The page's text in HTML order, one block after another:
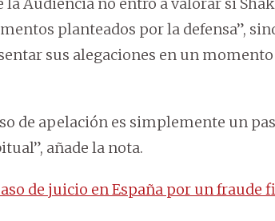
la Audiencia no entró a valorar si
planteados por la defensa”,
sus alegaciones en un
de apelación es simplemente un
añade la nota.
de juicio en España por un fraude